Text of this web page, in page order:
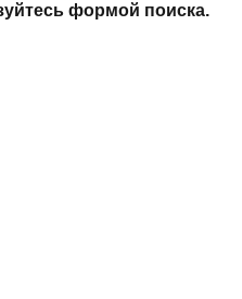
формой поиска.